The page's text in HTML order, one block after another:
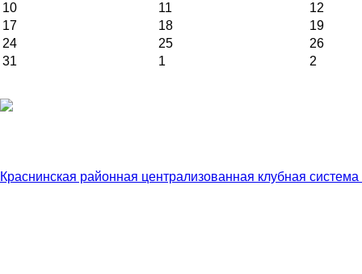
10 11
12
17
18
19
24
25
26
31
1 2
Краснинская районная централизованная клубная